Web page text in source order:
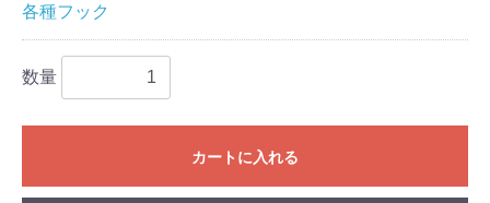
各種フック
数量
カートに入れる